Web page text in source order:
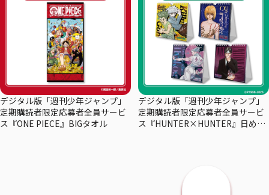
デジタル版「週刊少年ジャンプ」
定期購読者限定応募者全員サービ
ス『ONE PIECE』BIGタオル
デジタル版「週刊少年ジャンプ」
定期購読者限定応募者全員サービ
ス『HUNTER×HUNTER』日めく